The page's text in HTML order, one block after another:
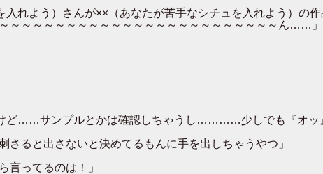
れよう）さんが××（あなたが苦手なシチュを入れよう）
～～～～～～～～～～～～～～～～～～～～～～～～ん……」
ど……サンプルとかは確認しちゃうし…………少しでも『オッ
ると出さないと決めてるもんに手を出しちゃうやつ」
ってるのは！」